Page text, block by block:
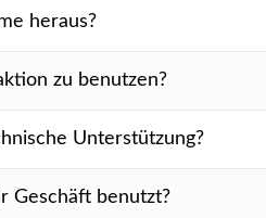
heraus?
zu benutzen?
Unterstützung?
Geschäft benutzt?